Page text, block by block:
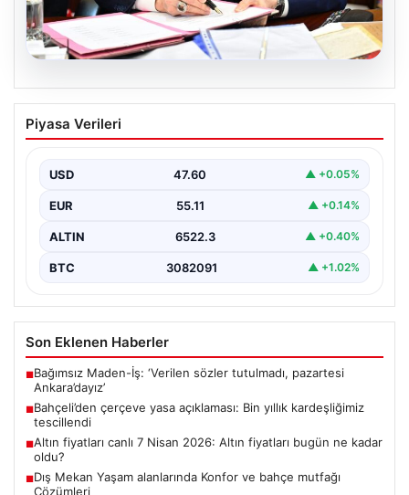
Bahçeli’den çerçeve yasa açıklaması:
Bin yıllık kardeşliğimiz tescillendi
Piyasa Verileri
USD 47.60 ▲ +0.05%
EUR 55.11 ▲ +0.14%
ALTIN 6522.3 ▲ +0.40%
BTC 3082091 ▲ +1.02%
Son Eklenen Haberler
■Bağımsız Maden-İş: ‘Verilen sözler tutulmadı, pazartesi
Ankara’dayız’
■Bahçeli’den çerçeve yasa açıklaması: Bin yıllık kardeşliğimiz
tescillendi
■Altın fiyatları canlı 7 Nisan 2026: Altın fiyatları bugün ne kadar
oldu?
■Dış Mekan Yaşam alanlarında Konfor ve bahçe mutfağı
Çözümleri